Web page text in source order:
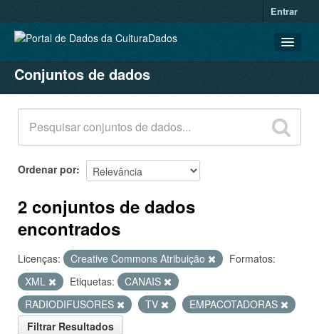
Entrar
CONJUNTOS DE DADOS
ORGANIZAÇÕES
GRUPOS
SOBRE
Conjuntos de dados
Ordenar por
2 conjuntos de dados
encontrados
Licenças: Creative Commons Atribuição
Formatos:
XML
Etiquetas:
CANAIS
RADIODIFUSORES
TV
EMPACOTADORAS
Filtrar Resultados